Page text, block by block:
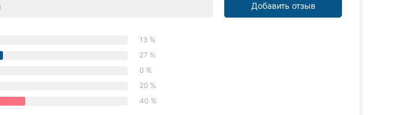
Добавить отзыв
13 %
27 %
0 %
20 %
40 %